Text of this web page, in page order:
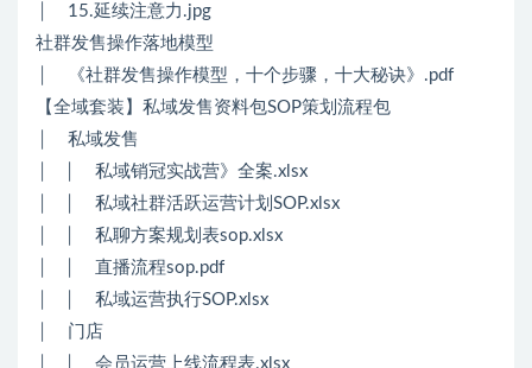
│ 15.延续注意力.jpg
社群发售操作落地模型
│ 《社群发售操作模型，十个步骤，十大秘诀》.pdf
【全域套装】私域发售资料包SOP策划流程包
│ 私域发售
│ │ 私域销冠实战营》全案.xlsx
│ │ 私域社群活跃运营计划SOP.xlsx
│ │ 私聊方案规划表sop.xlsx
│ │ 直播流程sop.pdf
│ │ 私域运营执行SOP.xlsx
│ 门店
│ │ 会员运营上线流程表.xlsx